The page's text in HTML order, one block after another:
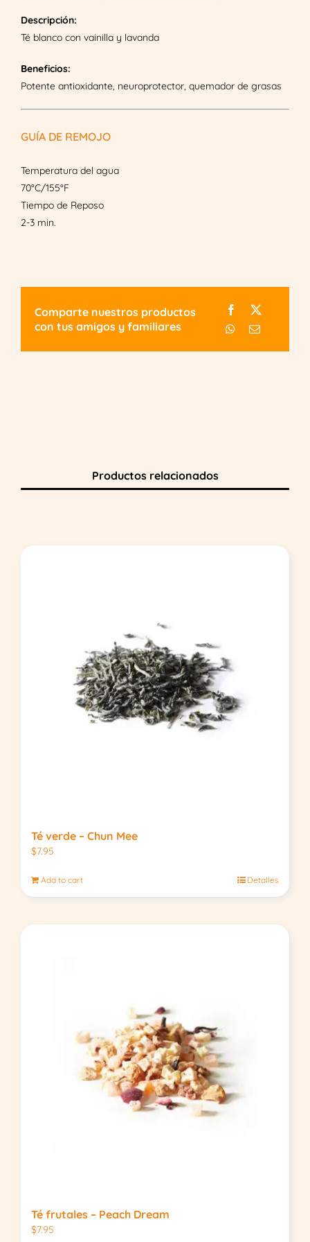
-
Night
Descripción:
Té blanco con vainilla y lavanda
Beneficios:
Potente antioxidante, neuroprotector, quemador de grasas
GUÍA DE REMOJO
Temperatura del agua
70°C/155°F
Tiempo de Reposo
2-3 min.
Comparte nuestros productos
con tus amigos y familiares
Productos relacionados
Té verde – Chun Mee
$7.95
Add to cart Detalles
Té frutales – Peach Dream
$7.95